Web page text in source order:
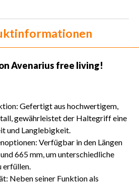
Avenarius free living!
Gefertigt aus hochwertigem,
gewährleistet der Haltegriff eine
und Langlebigkeit.
Verfügbar in den Längen
665 mm, um unterschiedliche
erfüllen.
Neben seiner Funktion als